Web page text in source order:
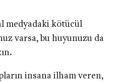
medyadaki kötücül
varsa, bu huyunuzu da
insana ilham veren,